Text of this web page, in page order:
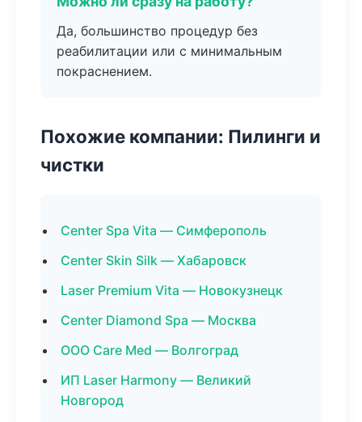
Да, большинство процедур без
реабилитации или с минимальным
покраснением.
Похожие компании: Пилинги и
чистки
Center Spa Vita — Симферополь
Center Skin Silk — Хабаровск
Laser Premium Vita — Новокузнецк
Center Diamond Spa — Москва
ООО Care Med — Волгоград
ИП Laser Harmony — Великий
Новгород